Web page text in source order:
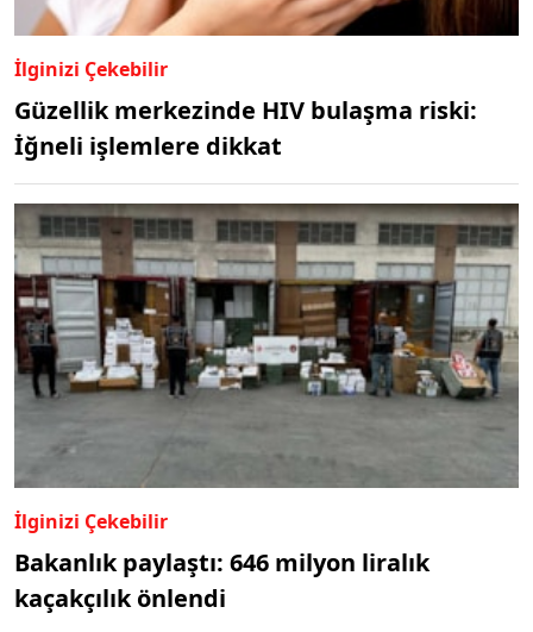
İlginizi Çekebilir
Güzellik merkezinde HIV bulaşma riski:
İğneli işlemlere dikkat
İlginizi Çekebilir
Bakanlık paylaştı: 646 milyon liralık
kaçakçılık önlendi